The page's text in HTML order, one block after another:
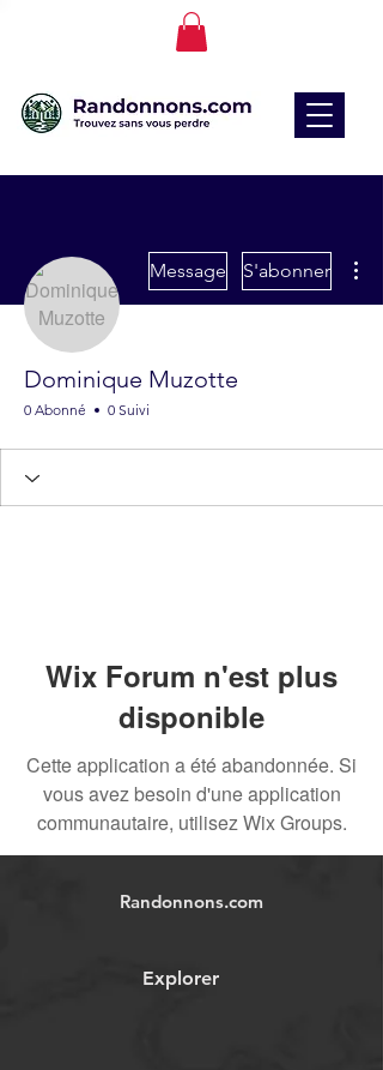
Message S'abonner
Dominique Muzotte
0 Abonné 0 Suivi
Wix Forum n'est plus
disponible
Cette application a été abandonnée. Si
vous avez besoin d'une application
communautaire, utilisez Wix Groups.
Randonnons.com
Explorer